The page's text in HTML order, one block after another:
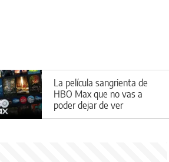
La película sangrienta de
HBO Max que no vas a
poder dejar de ver